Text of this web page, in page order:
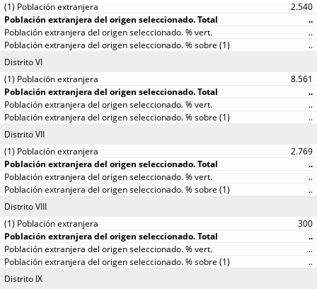
2.540
..
..
..
Distrito VI
8.561
..
..
..
Distrito VII
2.769
..
..
..
Distrito VIII
300
..
..
..
Distrito IX